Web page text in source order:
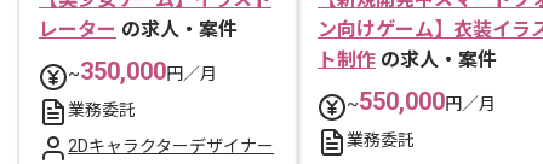
レーター の求人・案件
~350,000円／月
業務委託
2Dキャラクターデザイナー
ン向けゲーム】衣装イラ
ト制作 の求人・案件
~550,000円／月
業務委託